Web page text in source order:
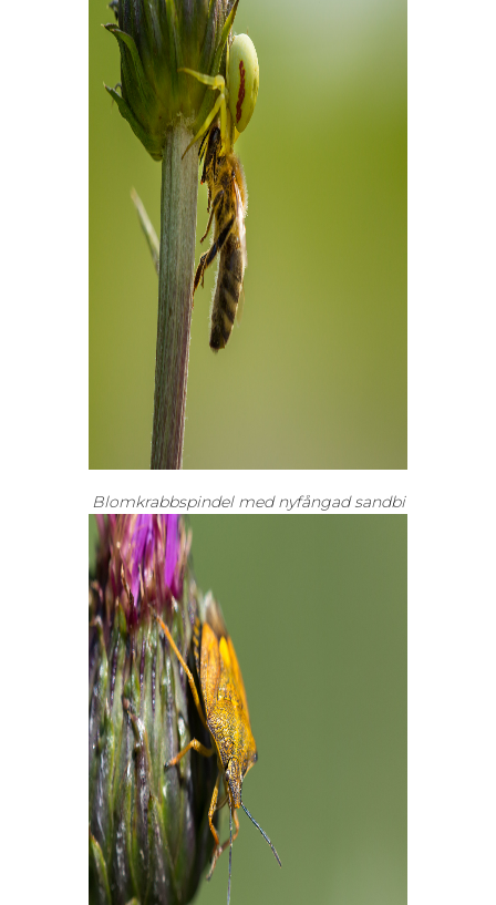
Blomkrabbspindel med nyfångad sandbi